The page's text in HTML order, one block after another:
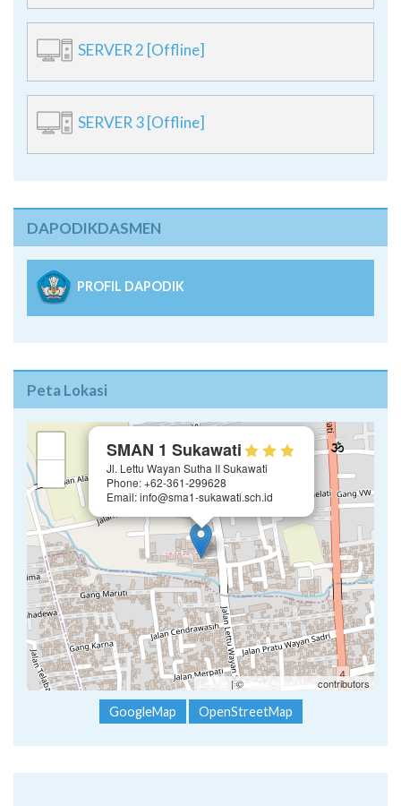
SERVER 2 [Offline]
SERVER 3 [Offline]
DAPODIKDASMEN
PROFIL DAPODIK
Peta Lokasi
SMAN 1 Sukawati
Jl. Lettu Wayan Sutha II Sukawati
Phone: +62-361-299628
Email: info@sma1-sukawati.sch.id
Leaflet | ©OpenStreetMap contributors
GoogleMap OpenStreetMap